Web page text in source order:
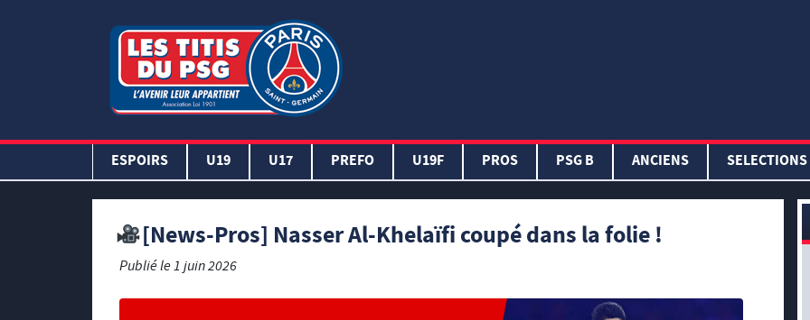
ESPOIRS U19 U17 PREFO U19F PROS PSG B ANCIENS SELECTIONS
[News-Pros] Nasser Al-Khelaïfi coupé dans la folie !
Publié le1 juin 2026